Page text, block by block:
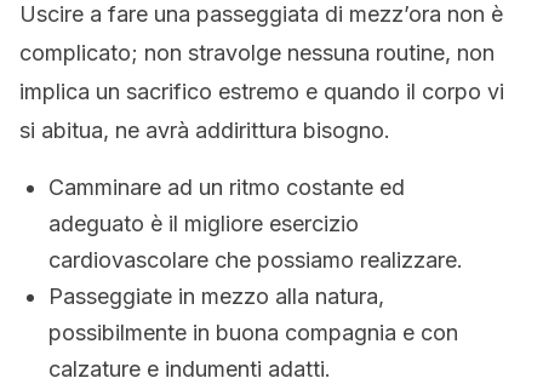
Uscire a fare una passeggiata di mezz’ora non è
complicato; non stravolge nessuna routine, non
implica un sacrifico estremo e quando il corpo vi
si abitua, ne avrà addirittura bisogno.
Camminare ad un ritmo costante ed
adeguato è il migliore esercizio
cardiovascolare che possiamo realizzare.
Passeggiate in mezzo alla natura,
possibilmente in buona compagnia e con
calzature e indumenti adatti.